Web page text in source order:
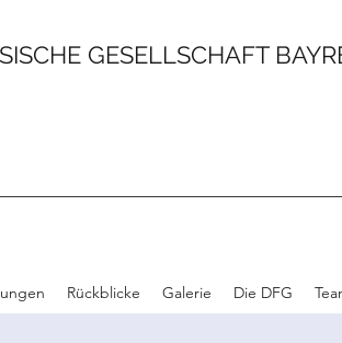
GESELLSCHAFT
Rückblicke Galerie Die DFG